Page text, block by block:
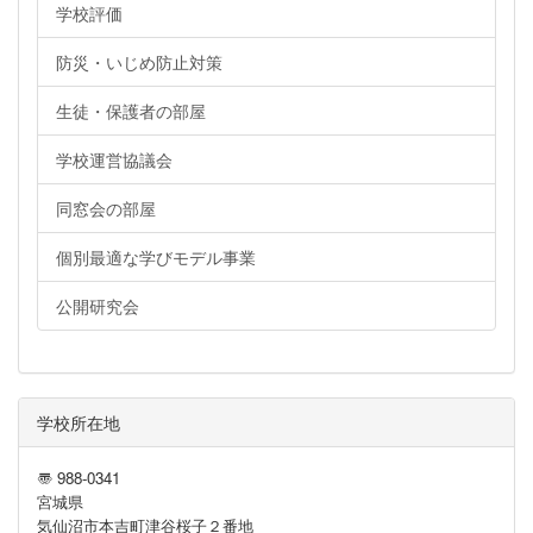
学校評価
防災・いじめ防止対策
生徒・保護者の部屋
学校運営協議会
同窓会の部屋
個別最適な学びモデル事業
公開研究会
学校所在地
〠 988-0341
宮城県
気仙沼市本吉町津谷桜子２番地